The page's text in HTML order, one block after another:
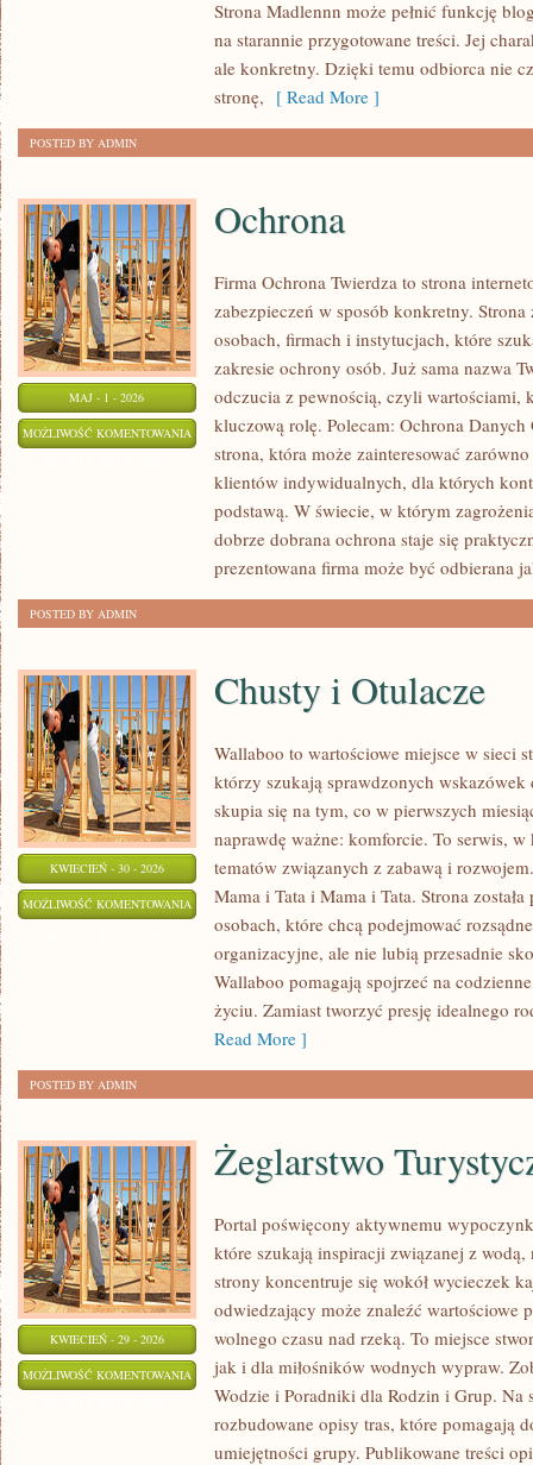
OPOWIEŚCI
Strona Madlennn może pełnić funkcję
na starannie przygotowane treści. Jej
ale konkretny. Dzięki temu odbiorca nie
stronę, [ Read More ]
POSTED BY ADMIN
MAJ - 1 - 2026
MOŻLIWOŚĆ KOMENTOWANIA OCHRONA
Ochrona
Firma Ochrona Twierdza to strona
zabezpieczeń w sposób konkretny. Strona
osobach, firmach i instytucjach, które
zakresie ochrony osób. Już sama nazwa
odczucia z pewnością, czyli wartościami,
kluczową rolę. Polecam: Ochrona
strona, która może zainteresować
klientów indywidualnych, dla których
podstawą. W świecie, w którym
dobrze dobrana ochrona staje się
prezentowana firma może być odbierana
POSTED BY ADMIN
KWIECIEŃ - 30 - 2026
MOŻLIWOŚĆ KOMENTOWANIA CHUSTY
OTULACZE
Chusty i Otulacze
Wallaboo to wartościowe miejsce w sieci
którzy szukają sprawdzonych
skupia się na tym, co w pierwszych
naprawdę ważne: komforcie. To serwis,
tematów związanych z zabawą i
Mama i Tata i Mama i Tata. Strona
osobach, które chcą podejmować
organizacyjne, ale nie lubią przesadnie
Wallaboo pomagają spojrzeć na
życiu. Zamiast tworzyć presję idealnego
Read More ]
POSTED BY ADMIN
KWIECIEŃ - 29 - 2026
MOŻLIWOŚĆ KOMENTOWANIA ŻEGLARSTWO
TURYSTYCZNE
Żeglarstwo
Portal poświęcony aktywnemu
które szukają inspiracji związanej z
strony koncentruje się wokół wycieczek
odwiedzający może znaleźć wartościowe
wolnego czasu nad rzeką. To miejsce
jak i dla miłośników wodnych wypraw.
Wodzie i Poradniki dla Rodzin i Grup. Na
rozbudowane opisy tras, które pomagają
umiejętności grupy. Publikowane treści